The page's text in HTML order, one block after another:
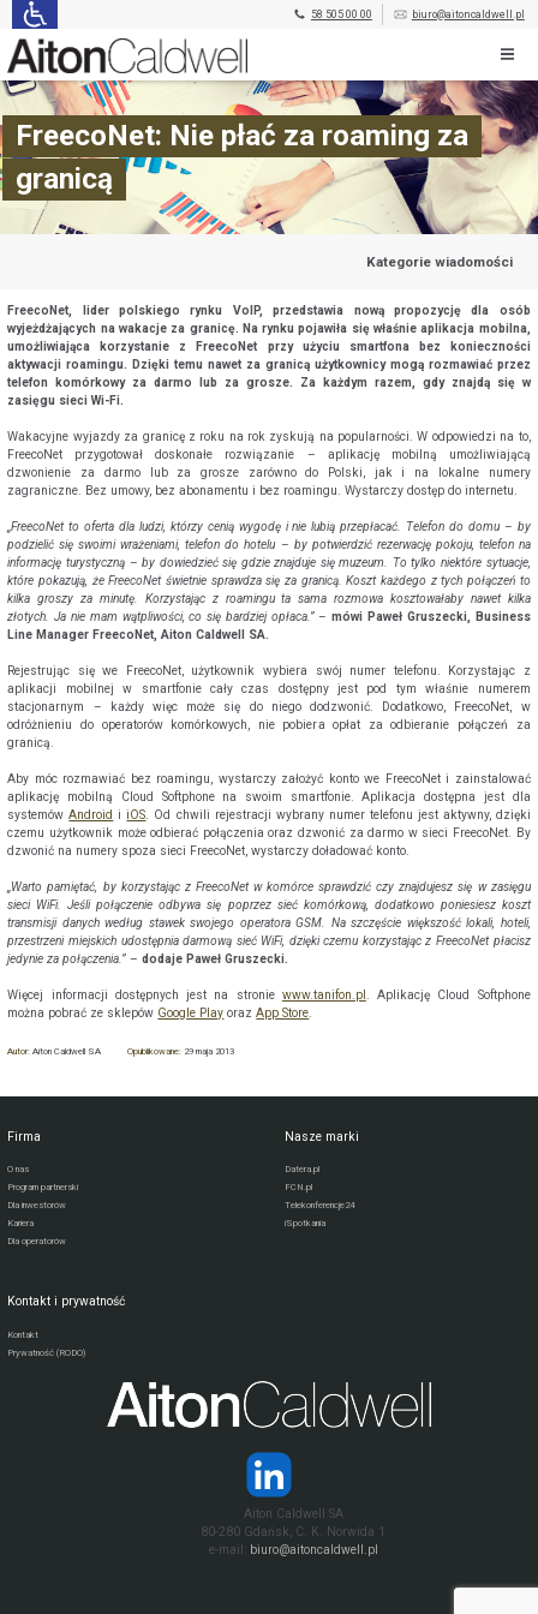
58 505 00 00 biuro@aitoncaldwell.pl
FreecoNet: Nie płać za roaming za
granicą
Kategorie wiadomości
FreecoNet, lider polskiego rynku VoIP, przedstawia nową propozycję dla osób
wyjeżdżających na wakacje za granicę. Na rynku pojawiła się właśnie aplikacja mobilna,
umożliwiająca korzystanie z FreecoNet przy użyciu smartfona bez konieczności
aktywacji roamingu. Dzięki temu nawet za granicą użytkownicy mogą rozmawiać przez
telefon komórkowy za darmo lub za grosze. Za każdym razem, gdy znajdą się w
zasięgu sieci Wi-Fi.
Wakacyjne wyjazdy za granicę z roku na rok zyskują na popularności. W odpowiedzi na to,
FreecoNet przygotował doskonałe rozwiązanie – aplikację mobilną umożliwiającą
dzwonienie za darmo lub za grosze zarówno do Polski, jak i na lokalne numery
zagraniczne. Bez umowy, bez abonamentu i bez roamingu. Wystarczy dostęp do internetu.
„FreecoNet to oferta dla ludzi, którzy cenią wygodę i nie lubią przepłacać. Telefon do domu – by
podzielić się swoimi wrażeniami, telefon do hotelu – by potwierdzić rezerwację pokoju, telefon na
informację turystyczną – by dowiedzieć się gdzie znajduje się muzeum. To tylko niektóre sytuacje,
które pokazują, że FreecoNet świetnie sprawdza się za granicą. Koszt każdego z tych połączeń to
kilka groszy za minutę. Korzystając z roamingu ta sama rozmowa kosztowałaby nawet kilka
złotych. Ja nie mam wątpliwości, co się bardziej opłaca.”–mówi Paweł Gruszecki, Business
Line Manager FreecoNet, Aiton Caldwell SA.
Rejestrując się we FreecoNet, użytkownik wybiera swój numer telefonu. Korzystając z
aplikacji mobilnej w smartfonie cały czas dostępny jest pod tym właśnie numerem
stacjonarnym – każdy więc może się do niego dodzwonić. Dodatkowo, FreecoNet, w
odróżnieniu do operatorów komórkowych, nie pobiera opłat za odbieranie połączeń za
granicą.
Aby móc rozmawiać bez roamingu, wystarczy założyć konto we FreecoNet i zainstalować
aplikację mobilną Cloud Softphone na swoim smartfonie. Aplikacja dostępna jest dla
systemówAndroid iiOS. Od chwili rejestracji wybrany numer telefonu jest aktywny, dzięki
czemu użytkownik może odbierać połączenia oraz dzwonić za darmo w sieci FreecoNet. By
dzwonić na numery spoza sieci FreecoNet, wystarczy doładować konto.
„Warto pamiętać, by korzystając z FreecoNet w komórce sprawdzić czy znajdujesz się w zasięgu
sieci WiFi. Jeśli połączenie odbywa się poprzez sieć komórkową, dodatkowo poniesiesz koszt
transmisji danych według stawek swojego operatora GSM. Na szczęście większość lokali, hoteli,
przestrzeni miejskich udostępnia darmową sieć WiFi, dzięki czemu korzystając z FreecoNet płacisz
jedynie za połączenia.” –dodaje Paweł Gruszecki.
Więcej informacji dostępnych jest na stronie www.tanifon.pl. Aplikację Cloud Softphone
można pobrać ze sklepów Google Play orazApp Store.
Autor:Aiton Caldwell SA Opublikowane: 29 maja 2013
Firma
O nas
Program partnerski
Dla inwestorów
Kariera
Dla operatorów
Nasze marki
Datera.pl
FCN.pl
Telekonferencje24
iSpotkania
Kontakt i prywatność
Kontakt
Prywatność (RODO)
Aiton Caldwell SA
80-280 Gdańsk, C. K. Norwida 1
e-mail:
biuro@aitoncaldwell.pl